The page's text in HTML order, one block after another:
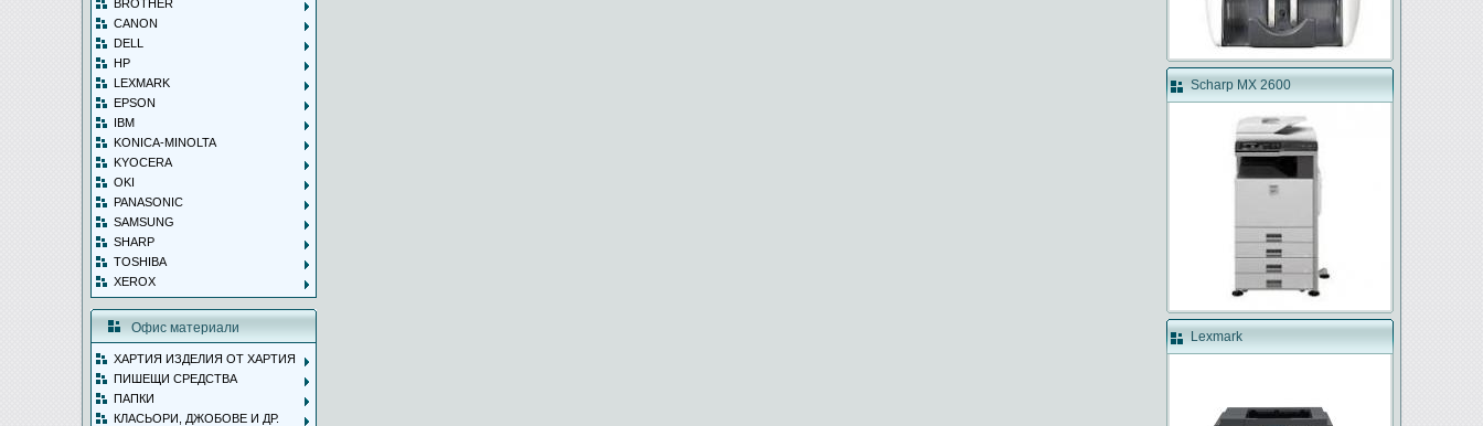
BROTHER
CANON
DELL
HP
LEXMARK
EPSON
IBM
KONICA-MINOLTA
KYOCERA
OKI
PANASONIC
SAMSUNG
SHARP
TOSHIBA
XEROX
Офис материали
ХАРТИЯ ИЗДЕЛИЯ ОТ ХАРТИЯ
ПИШЕЩИ СРЕДСТВА
ПАПКИ
КЛАСЬОРИ, ДЖОБОВЕ И ДР.
Scharp MX 2600
Lexmark